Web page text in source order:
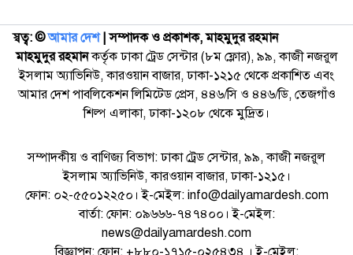
স্বত্ব: ©️আমার দেশ| সম্পাদক ও প্রকাশক, মাহমুদুর রহমান
মাহমুদুর রহমানকর্তৃক ঢাকা ট্রেড সেন্টার (৮ম ফ্লোর), ৯৯, কাজী নজরুল
ইসলাম অ্যাভিনিউ, কারওয়ান বাজার, ঢাকা-১২১৫ থেকে প্রকাশিত এবং
আমার দেশ পাবলিকেশন লিমিটেড প্রেস, ৪৪৬/সি ও ৪৪৬/ডি, তেজগাঁও
শিল্প এলাকা, ঢাকা-১২০৮ থেকে মুদ্রিত।
সম্পাদকীয় ও বাণিজ্য বিভাগ: ঢাকা ট্রেড সেন্টার, ৯৯, কাজী নজরুল
ইসলাম অ্যাভিনিউ, কারওয়ান বাজার, ঢাকা-১২১৫।
ফোন: ০২-৫৫০১২২৫০। ই-মেইল: info@dailyamardesh.com
বার্তা: ফোন: ০৯৬৬৬-৭৪৭৪০০। ই-মেইল:
news@dailyamardesh.com
বিজ্ঞাপন: ফোন: +৮৮০-১৭১৫-০২৫৪৩৪ । ই-মেইল: